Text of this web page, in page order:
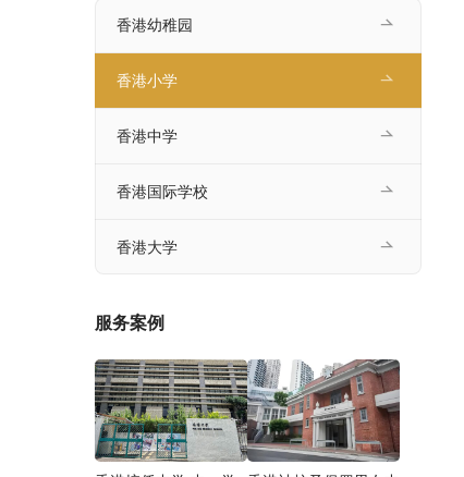
香港幼稚园
香港小学
香港中学
香港国际学校
香港大学
服务案例